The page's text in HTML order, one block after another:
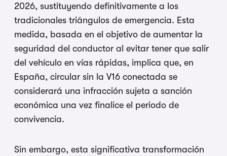
2026, sustituyendo definitivamente a los
tradicionales triángulos de emergencia. Esta
medida, basada en el objetivo de aumentar la
seguridad del conductor al evitar tener que salir
del vehículo en vías rápidas, implica que, en
España, circular sin la V16 conectada se
considerará una infracción sujeta a sanción
económica una vez finalice el periodo de
convivencia.
Sin embargo, esta significativa transformación